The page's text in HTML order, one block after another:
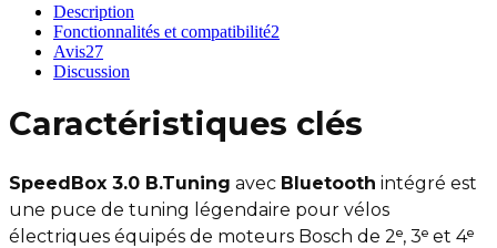
Description
Fonctionnalités et compatibilité2
Avis27
Discussion
Caractéristiques clés
SpeedBox 3.0 B.Tuning avec Bluetooth intégré est
une puce de tuning légendaire pour vélos
électriques équipés de moteurs Bosch de 2ᵉ, 3ᵉ et 4ᵉ